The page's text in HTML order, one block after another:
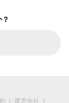
運営会社